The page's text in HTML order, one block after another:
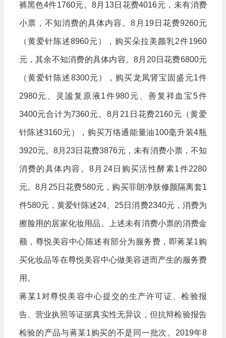
裤黑色4件1760元。8月13日花费4016元，未有消费
小票，不知消费的具体内容。8月19日花费9260元
（黄爱针陈述8960元），购买朵拉美颜乳2件1960
元，其余不知消费的具体内容。8月20日花费6800元
（黄爱针陈述8300元），购买龙凤肾宝固盛元1件
2980元、灵謐复原液1件980元、善复祥血宝5件
3400元合计为7360元。8月21日花费2160元（黄爱
针陈述3160元），购买万络通能量油100毫升装4瓶
3920元。8月23日花费3876元，未有消费小票，不知
消费的具体内容。8月24日购买活性酵素1件2280
元。8月25日花费580元，购买菲朗净肤修颜隔离套1
件580元，黄爱针陈述24、25日消费2340元，消费为
擦脸用的居家化妆用品。上述未有消费小票的消费金
额，尊悦美容中心陈述有部分为服务费，即蒋某1购
买化妆品等在尊悦美容中心做美容进而产生的服务费
用。
蒋某1对尊悦美容中心提交的生产许可证、检验报
告、营业执照等证据真实性无异议，但抗辩检验报告
检验的产品与蒋某1购买的不是同一批次。2019年8